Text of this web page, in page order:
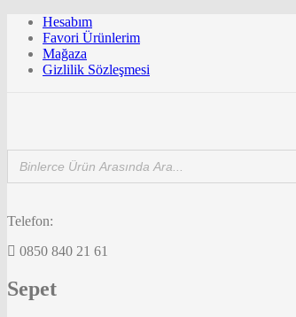
Hesabım
Favori Ürünlerim
Mağaza
Gizlilik Sözleşmesi
Telefon:
0850 840 21 61
Sepet